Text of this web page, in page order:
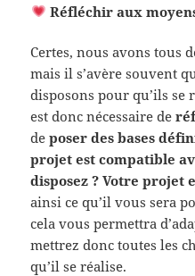
Réfléchir aux
Certes, nous avons tous
mais il s’avère souvent
disposons pour qu’ils
est donc nécessaire de
deposer des bases
projet est compatible
disposez ? Votre projet
ainsi ce qu’il vous sera
cela vous permettra
mettrez donc toutes les
qu’il se réalise.